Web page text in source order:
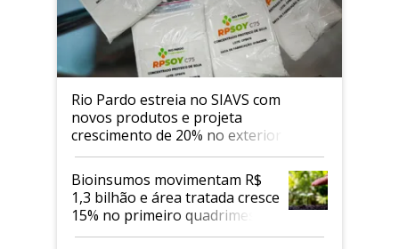
Rio Pardo estreia no SIAVS com
novos produtos e projeta
crescimento de 20% no exterior
Bioinsumos movimentam R$
1,3 bilhão e área tratada cresce
15% no primeiro quadrimestre
de 2026